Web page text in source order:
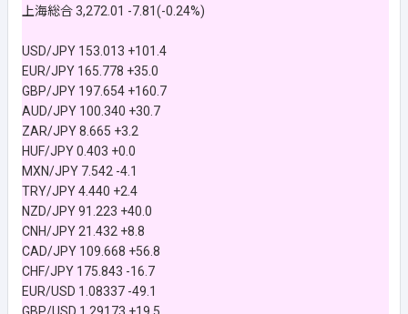
上海総合 3,272.01 -7.81(-0.24%)
USD/JPY 153.013 +101.4
EUR/JPY 165.778 +35.0
GBP/JPY 197.654 +160.7
AUD/JPY 100.340 +30.7
ZAR/JPY 8.665 +3.2
HUF/JPY 0.403 +0.0
MXN/JPY 7.542 -4.1
TRY/JPY 4.440 +2.4
NZD/JPY 91.223 +40.0
CNH/JPY 21.432 +8.8
CAD/JPY 109.668 +56.8
CHF/JPY 175.843 -16.7
EUR/USD 1.08337 -49.1